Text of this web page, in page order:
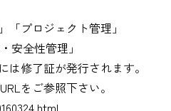
「プロジェクト管理」
安全性管理」
修了証が発行されます。
をご参照下さい。